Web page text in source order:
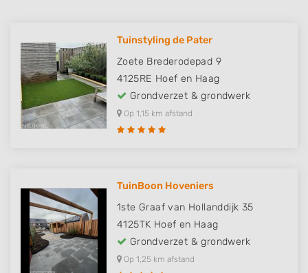
Tuinstyling de Pater
Zoete Brederodepad 9
4125RE Hoef en Haag
Grondverzet & grondwerk
Op 1,15 km afstand
TuinBoon Hoveniers
1ste Graaf van Hollanddijk 35
4125TK Hoef en Haag
Grondverzet & grondwerk
Op 1,25 km afstand